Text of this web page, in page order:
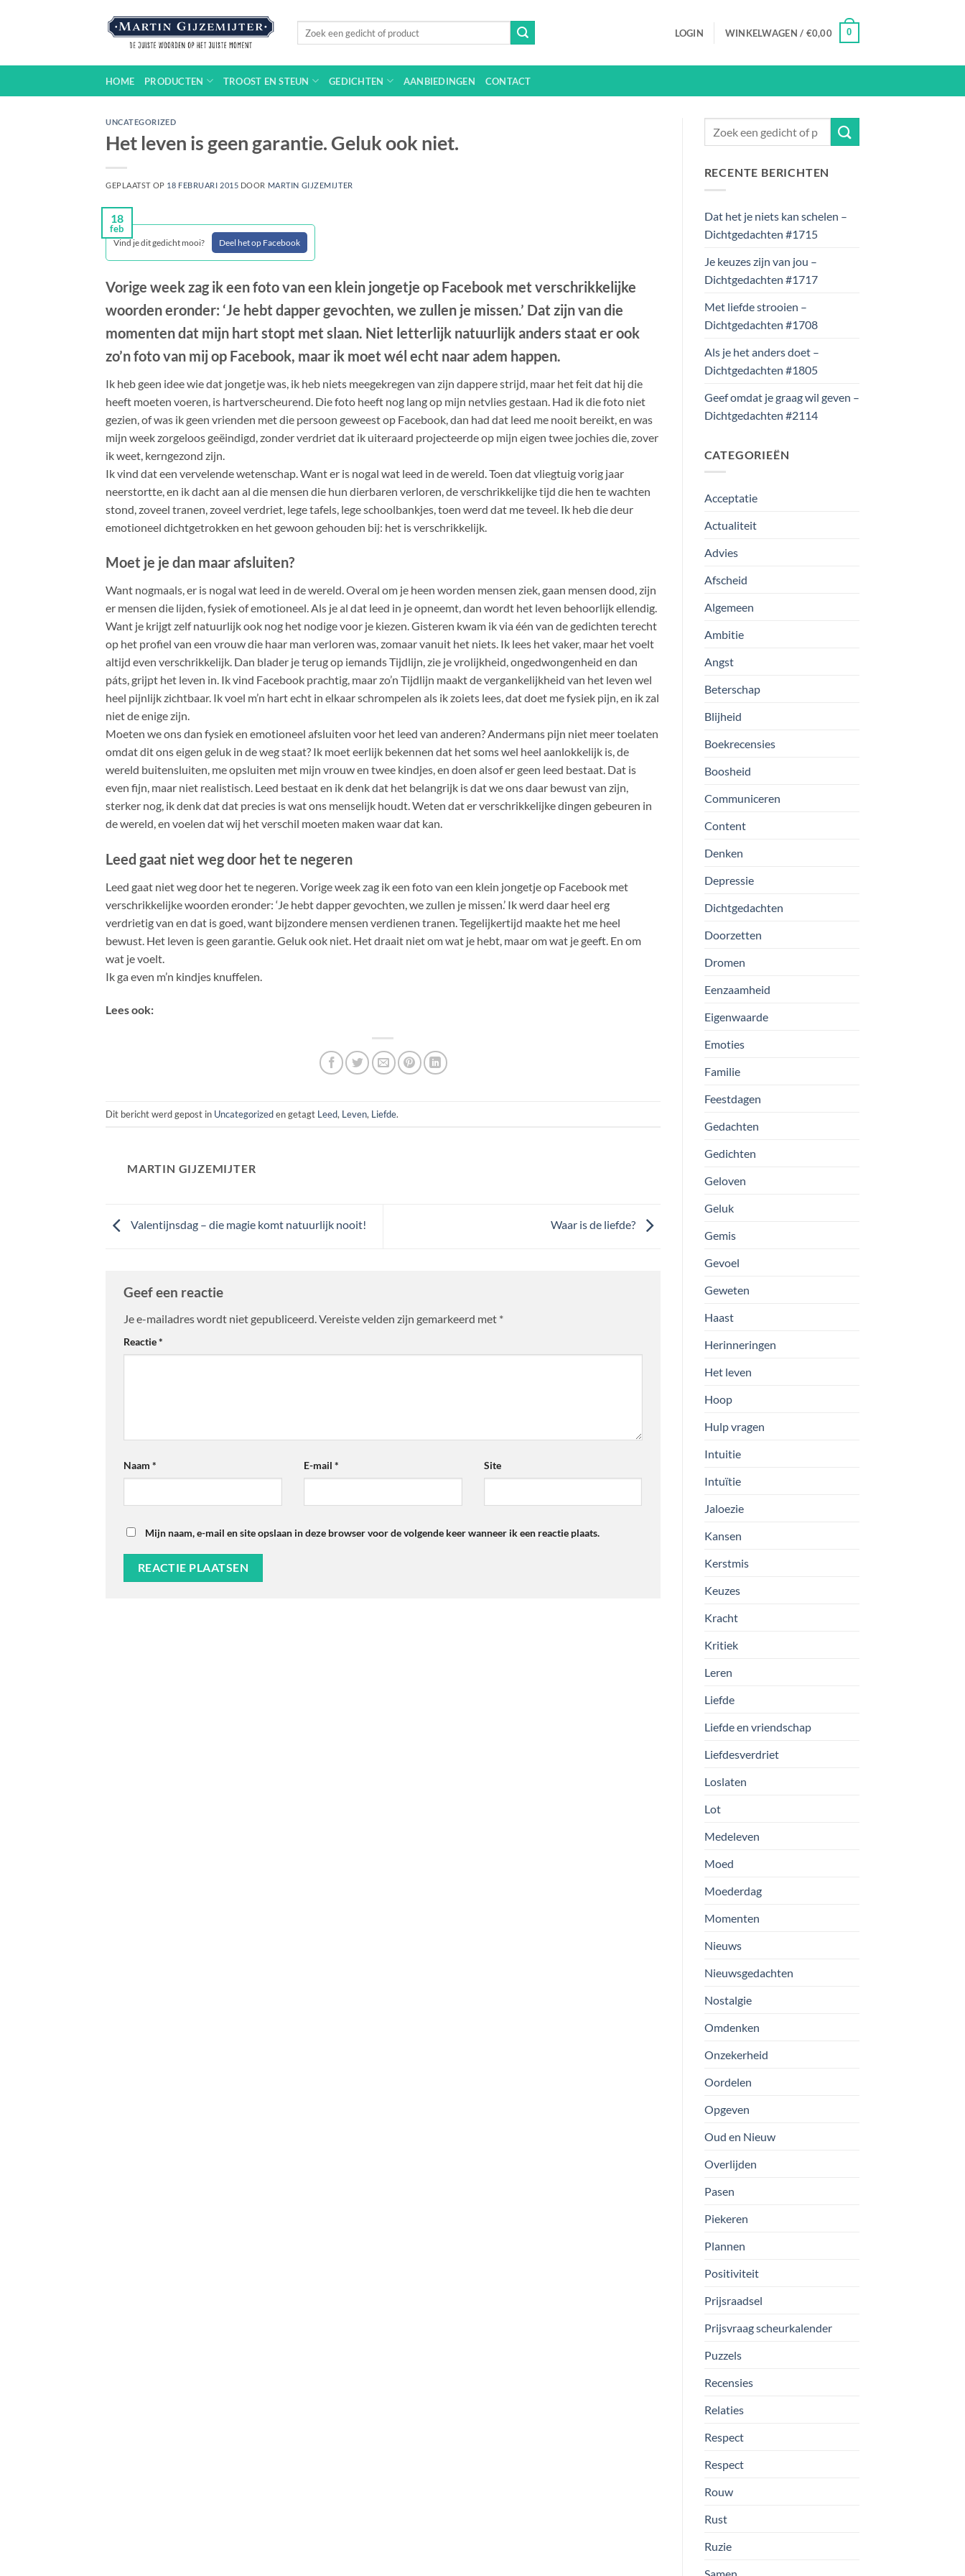
LOGIN WINKELWAGEN / €0,00 0
HOME PRODUCTEN TROOST EN STEUN GEDICHTEN AANBIEDINGEN CONTACT
UNCATEGORIZED
Het leven is geen garantie. Geluk ook niet.
GEPLAATST OP 18 FEBRUARI 2015 DOOR MARTIN GIJZEMIJTER
18
feb
Vind je dit gedicht mooi? Deel het op Facebook
Vorige week zag ik een foto van een klein jongetje op Facebook met verschrikkelijke
woorden eronder: ‘Je hebt dapper gevochten, we zullen je missen.’ Dat zijn van die
momenten dat mijn hart stopt met slaan. Niet letterlijk natuurlijk anders staat er ook
zo’n foto van mij op Facebook, maar ik moet wél echt naar adem happen.
Ik heb geen idee wie dat jongetje was, ik heb niets meegekregen van zijn dappere strijd, maar het feit dat hij die
heeft moeten voeren, is hartverscheurend. Die foto heeft nog lang op mijn netvlies gestaan. Had ik die foto niet
gezien, of was ik geen vrienden met die persoon geweest op Facebook, dan had dat leed me nooit bereikt, en was
mijn week zorgeloos geëindigd, zonder verdriet dat ik uiteraard projecteerde op mijn eigen twee jochies die, zover
ik weet, kerngezond zijn.
Ik vind dat een vervelende wetenschap. Want er is nogal wat leed in de wereld. Toen dat vliegtuig vorig jaar
neerstortte, en ik dacht aan al die mensen die hun dierbaren verloren, de verschrikkelijke tijd die hen te wachten
stond, zoveel tranen, zoveel verdriet, lege tafels, lege schoolbankjes, toen werd dat me teveel. Ik heb die deur
emotioneel dichtgetrokken en het gewoon gehouden bij: het is verschrikkelijk.
Moet je je dan maar afsluiten?
Want nogmaals, er is nogal wat leed in de wereld. Overal om je heen worden mensen ziek, gaan mensen dood, zijn
er mensen die lijden, fysiek of emotioneel. Als je al dat leed in je opneemt, dan wordt het leven behoorlijk ellendig.
Want je krijgt zelf natuurlijk ook nog het nodige voor je kiezen. Gisteren kwam ik via één van de gedichten terecht
op het profiel van een vrouw die haar man verloren was, zomaar vanuit het niets. Ik lees het vaker, maar het voelt
altijd even verschrikkelijk. Dan blader je terug op iemands Tijdlijn, zie je vrolijkheid, ongedwongenheid en dan
páts, grijpt het leven in. Ik vind Facebook prachtig, maar zo’n Tijdlijn maakt de vergankelijkheid van het leven wel
heel pijnlijk zichtbaar. Ik voel m’n hart echt in elkaar schrompelen als ik zoiets lees, dat doet me fysiek pijn, en ik zal
niet de enige zijn.
Moeten we ons dan fysiek en emotioneel afsluiten voor het leed van anderen? Andermans pijn niet meer toelaten
omdat dit ons eigen geluk in de weg staat? Ik moet eerlijk bekennen dat het soms wel heel aanlokkelijk is, de
wereld buitensluiten, me opsluiten met mijn vrouw en twee kindjes, en doen alsof er geen leed bestaat. Dat is
even fijn, maar niet realistisch. Leed bestaat en ik denk dat het belangrijk is dat we ons daar bewust van zijn,
sterker nog, ik denk dat dat precies is wat ons menselijk houdt. Weten dat er verschrikkelijke dingen gebeuren in
de wereld, en voelen dat wij het verschil moeten maken waar dat kan.
Leed gaat niet weg door het te negeren
Leed gaat niet weg door het te negeren. Vorige week zag ik een foto van een klein jongetje op Facebook met
verschrikkelijke woorden eronder: ‘Je hebt dapper gevochten, we zullen je missen.’ Ik werd daar heel erg
verdrietig van en dat is goed, want bijzondere mensen verdienen tranen. Tegelijkertijd maakte het me heel
bewust. Het leven is geen garantie. Geluk ook niet. Het draait niet om wat je hebt, maar om wat je geeft. En om
wat je voelt.
Ik ga even m’n kindjes knuffelen.
Lees ook:
Dit bericht werd gepost in Uncategorizeden getagt Leed, Leven, Liefde.
MARTIN GIJZEMIJTER
Valentijnsdag – die magie komt natuurlijk nooit! Waar is de liefde?
Geef een reactie
Je e-mailadres wordt niet gepubliceerd.Vereiste velden zijn gemarkeerd met *
Reactie*
Naam * E-mail * Site
Mijn naam, e-mail en site opslaan in deze browser voor de volgende keer wanneer ik een reactie plaats.
RECENTE BERICHTEN
Dat het je niets kan schelen –
Dichtgedachten #1715
Je keuzes zijn van jou –
Dichtgedachten #1717
Met liefde strooien –
Dichtgedachten #1708
Als je het anders doet –
Dichtgedachten #1805
Geef omdat je graag wil geven –
Dichtgedachten #2114
CATEGORIEËN
Acceptatie
Actualiteit
Advies
Afscheid
Algemeen
Ambitie
Angst
Beterschap
Blijheid
Boekrecensies
Boosheid
Communiceren
Content
Denken
Depressie
Dichtgedachten
Doorzetten
Dromen
Eenzaamheid
Eigenwaarde
Emoties
Familie
Feestdagen
Gedachten
Gedichten
Geloven
Geluk
Gemis
Gevoel
Geweten
Haast
Herinneringen
Het leven
Hoop
Hulp vragen
Intuitie
Intuïtie
Jaloezie
Kansen
Kerstmis
Keuzes
Kracht
Kritiek
Leren
Liefde
Liefde en vriendschap
Liefdesverdriet
Loslaten
Lot
Medeleven
Moed
Moederdag
Momenten
Nieuws
Nieuwsgedachten
Nostalgie
Omdenken
Onzekerheid
Oordelen
Opgeven
Oud en Nieuw
Overlijden
Pasen
Piekeren
Plannen
Positiviteit
Prijsraadsel
Prijsvraag scheurkalender
Puzzels
Recensies
Relaties
Respect
Respect
Rouw
Rust
Ruzie